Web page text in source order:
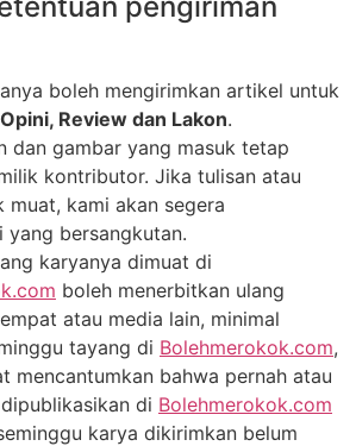
boleh mengirimkan artikel untuk
Opini, Review dan Lakon.
dan gambar yang masuk tetap
kontributor. Jika tulisan atau
muat, kami akan segera
yang bersangkutan.
karyanya dimuat di
boleh menerbitkan ulang
atau media lain, minimal
tayang di Bolehmerokok.com,
mencantumkan bahwa pernah atau
di Bolehmerokok.com
karya dikirimkan belum